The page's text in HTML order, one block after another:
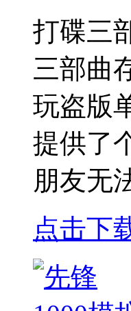
打碟三
三部曲
玩盗版
提供了
朋友无
点击下